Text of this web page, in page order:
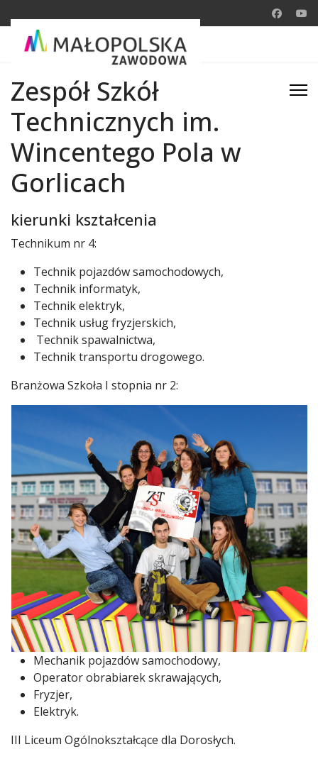
Zespół Szkół
Technicznych im.
Wincentego Pola w
Gorlicach
kierunki kształcenia
Technikum nr 4:
Technik pojazdów samochodowych,
Technik informatyk,
Technik elektryk,
Technik usług fryzjerskich,
Technik spawalnictwa,
Technik transportu drogowego.
Branżowa Szkoła I stopnia nr 2:
Mechanik pojazdów samochodowy,
Operator obrabiarek skrawających,
Fryzjer,
Elektryk.
III Liceum Ogólnokształcące dla Dorosłych.